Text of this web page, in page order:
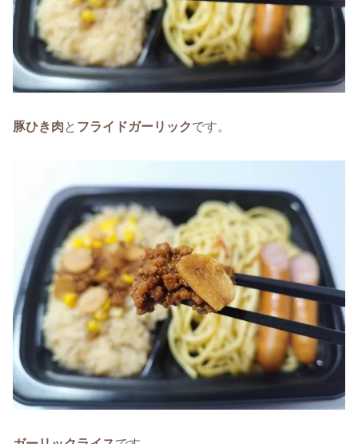
豚ひき肉と フライドガーリックです。